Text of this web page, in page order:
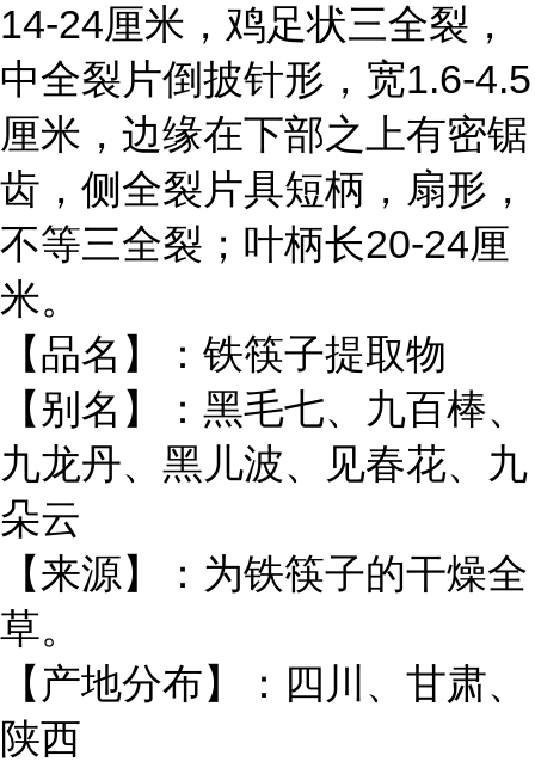
14-24厘米，鸡足状三全裂，
中全裂片倒披针形，宽1.6-4.5
厘米，边缘在下部之上有密锯
齿，侧全裂片具短柄，扇形，
不等三全裂；叶柄长20-24厘
米。
【品名】：铁筷子提取物
【别名】：黑毛七、九百棒、
九龙丹、黑儿波、见春花、九
朵云
【来源】：为铁筷子的干燥全
草。
【产地分布】：四川、甘肃、
陕西